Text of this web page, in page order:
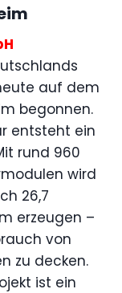
auf dem
begonnen.
entsteht ein
rund 960
wird
26,7
erzeugen –
von
zu decken.
ist ein